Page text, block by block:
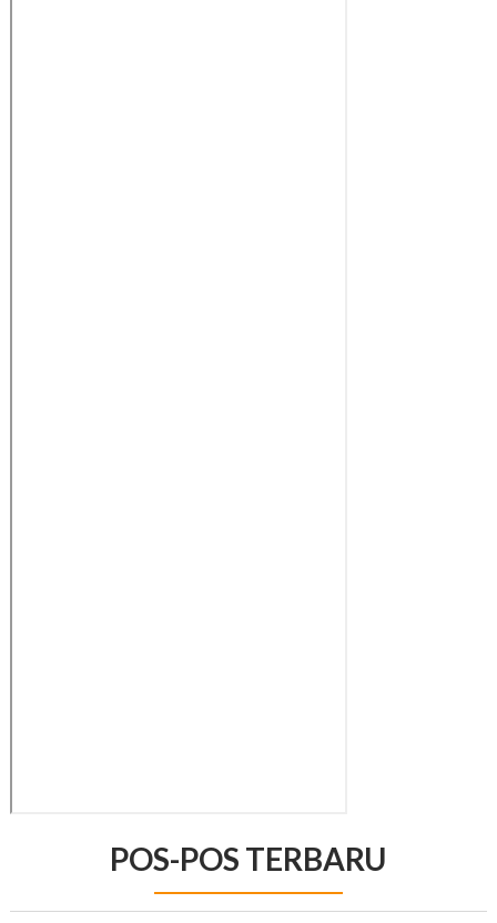
POS-POS TERBARU